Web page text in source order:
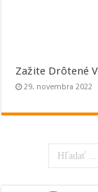
Zažite Drôtené
29. novembra 2022